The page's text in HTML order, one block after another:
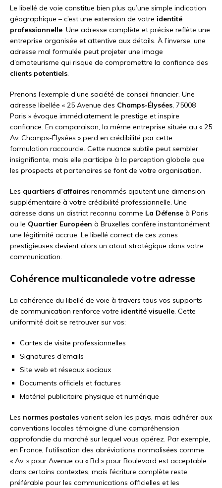
Le libellé de voie constitue bien plus qu’une simple indication
géographique – c’est une extension de votre identité
professionnelle. Une adresse complète et précise reflète une
entreprise organisée et attentive aux détails. À l’inverse, une
adresse mal formulée peut projeter une image
d’amateurisme qui risque de compromettre la confiance des
clients potentiels.
Prenons l’exemple d’une société de conseil financier. Une
adresse libellée « 25 Avenue des Champs-Élysées, 75008
Paris » évoque immédiatement le prestige et inspire
confiance. En comparaison, la même entreprise située au « 25
Av. Champs-Élysées » perd en crédibilité par cette
formulation raccourcie. Cette nuance subtile peut sembler
insignifiante, mais elle participe à la perception globale que
les prospects et partenaires se font de votre organisation.
Les quartiers d’affaires renommés ajoutent une dimension
supplémentaire à votre crédibilité professionnelle. Une
adresse dans un district reconnu comme La Défense à Paris
ou le Quartier Européen à Bruxelles confère instantanément
une légitimité accrue. Le libellé correct de ces zones
prestigieuses devient alors un atout stratégique dans votre
communication.
Cohérence multicanalede votre adresse
La cohérence du libellé de voie à travers tous vos supports
de communication renforce votre identité visuelle. Cette
uniformité doit se retrouver sur vos:
Cartes de visite professionnelles
Signatures d’emails
Site web et réseaux sociaux
Documents officiels et factures
Matériel publicitaire physique et numérique
Les normes postales varient selon les pays, mais adhérer aux
conventions locales témoigne d’une compréhension
approfondie du marché sur lequel vous opérez. Par exemple,
en France, l’utilisation des abréviations normalisées comme
« Av. » pour Avenue ou « Bd » pour Boulevard est acceptable
dans certains contextes, mais l’écriture complète reste
préférable pour les communications officielles et les